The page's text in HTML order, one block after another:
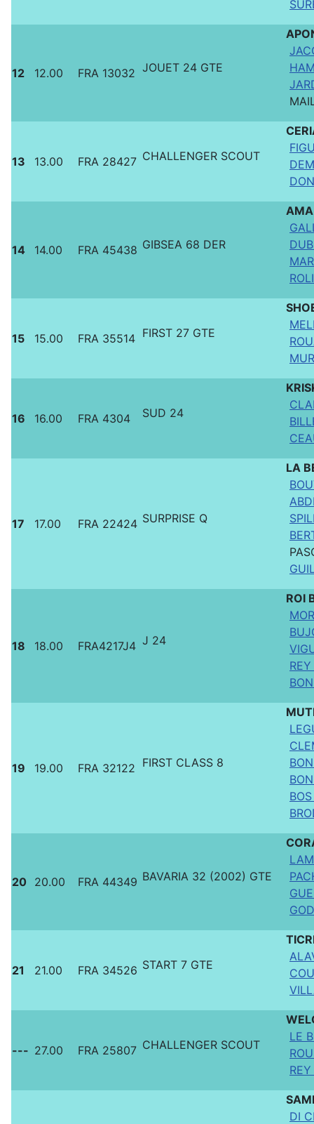
12 12.00 FRA 13032 JOUET 24 GTE
13 13.00 FRA 28427 CHALLENGER SCOUT
14 14.00 FRA 45438 GIBSEA 68 DER
15 15.00 FRA 35514 FIRST 27 GTE
16 16.00 FRA 4304 SUD 24
17 17.00 FRA 22424 SURPRISE Q
LA
18 18.00 FRA4217J4 J 24
ROI
19 19.00 FRA 32122 FIRST CLASS 8
20 20.00 FRA 44349 BAVARIA 32 (2002) GTE
21 21.00 FRA 34526 START 7 GTE
--- 27.00 FRA 25807 CHALLENGER SCOUT
LE
DI